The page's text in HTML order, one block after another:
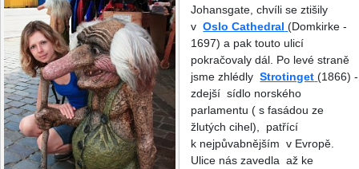
Johansgate, chvíli se ztišily
vOslo Cathedral (Domkirke -
1697) a pak touto ulicí
pokračovaly dál. Po levé straně
jsme zhlédlyStrotinget (1866) -
zdejší sídlo norského
parlamentu ( s fasádou ze
žlutých cihel), patřící
k nejpůvabnějším v Evropě.
Ulice nás zavedla až ke